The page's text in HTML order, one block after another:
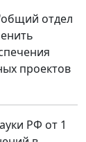
отдел
проектов
РФ от 1